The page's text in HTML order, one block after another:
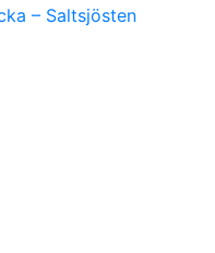
– Saltsjösten